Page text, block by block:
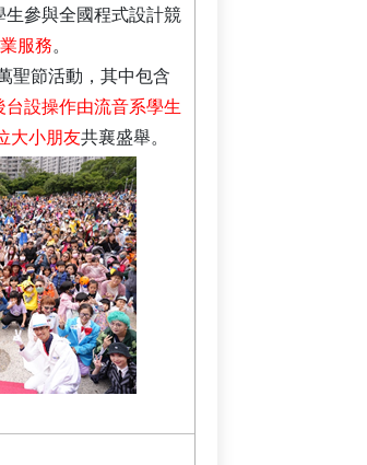
參與全國程式設計競
服務。
聖節活動，其中包含
設操作由流音系學生
大小朋友共襄盛舉。